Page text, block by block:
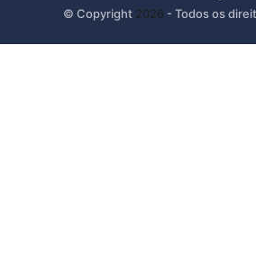
© Copyright 2026 - Todos os